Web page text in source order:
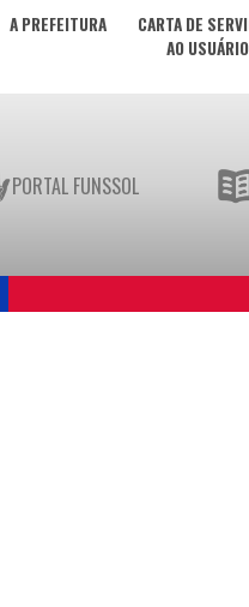
A PREFEITURA
CARTA DE
AO USUÁRIO
PORTAL FUNSSOL